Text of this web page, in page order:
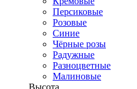
Персиковые
Розовые
Синие
Чёрные розы
Радужные
Разноцветные
Малиновые